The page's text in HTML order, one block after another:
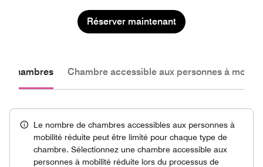
Réserver maintenant
chambres Chambre accessible aux personnes à
Le nombre de chambres accessibles aux personnes à
mobilité réduite peut être limité pour chaque type de
chambre. Sélectionnez une chambre accessible aux
personnes à mobilité réduite lors du processus de